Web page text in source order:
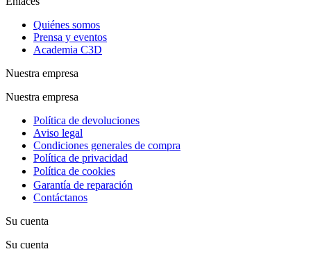
Quiénes somos
Prensa y eventos
Academia C3D
Nuestra empresa
Nuestra empresa
Política de devoluciones
Aviso legal
Condiciones generales de compra
Política de privacidad
Política de cookies
Garantía de reparación
Contáctanos
Su cuenta
Su cuenta